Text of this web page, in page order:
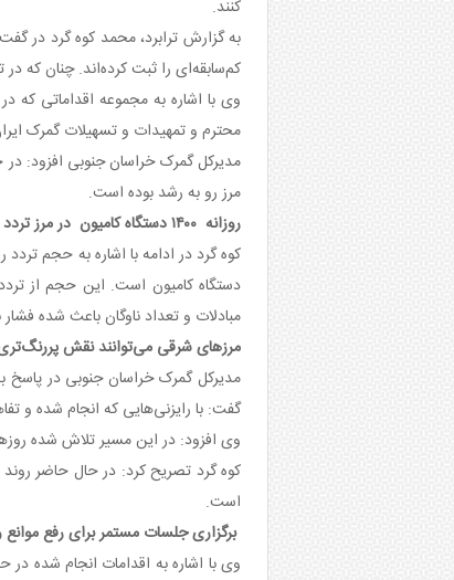
کنند.
به گزارش ترابرد، محمد کوه گرد در
کم‌سابقه‌ای را ثبت کرده‌اند. چنان که
وی با اشاره به مجموعه اقداماتی
محترم و تمهیدات و تسهیلات گمرک
مدیرکل گمرک خراسان جنوبی افزود:
مرز رو به رشد بوده است.
روزانه ۱۴۰۰ دستگاه کامیون در مرز تردد می نمایند
دستگاه کامیون است. این حجم از
مبادلات و تعداد ناوگان باعث شده
مرزهای شرقی می‌توانند نقش پررنگ‌تری
مدیرکل گمرک خراسان جنوبی در پاسخ
گفت: با رایزنی‌هایی که انجام شده و
وی افزود: در این مسیر تلاش شده
کوه گرد تصریح کرد: در حال حاضر روند
است.
برگزاری جلسات مستمر برای رفع
وی با اشاره به اقدامات انجام شده